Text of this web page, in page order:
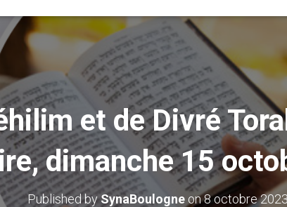
et de Divré
dimanche 15
Published bySynaBoulogneon8 octobre 2023